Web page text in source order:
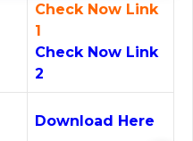
Check Now Link
1
Check Now Link
2
Download Here